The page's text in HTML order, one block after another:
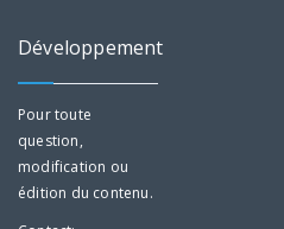
Développement
Pour toute
question,
modification ou
édition du contenu.